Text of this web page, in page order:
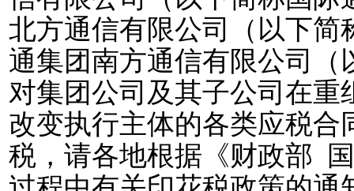
北方通信有限公司（以下
通集团南方通信有限公司
对集团公司及其子公司在
改变执行主体的各类应税合
税，请各地根据《财政部